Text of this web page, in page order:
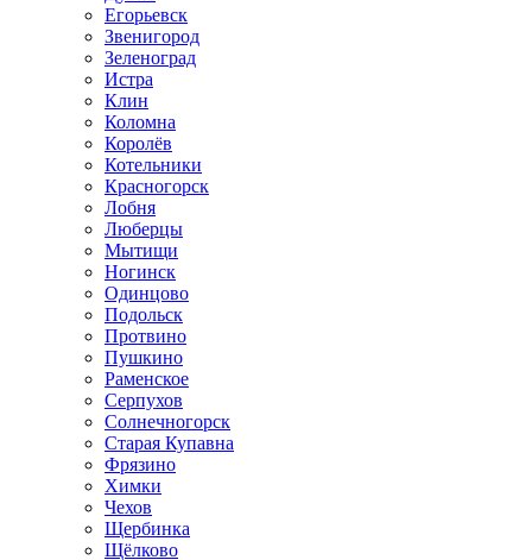
Егорьевск
Звенигород
Зеленоград
Истра
Клин
Коломна
Королёв
Котельники
Красногорск
Лобня
Люберцы
Мытищи
Ногинск
Одинцово
Подольск
Протвино
Пушкино
Раменское
Серпухов
Солнечногорск
Старая Купавна
Фрязино
Химки
Чехов
Щербинка
Щёлково